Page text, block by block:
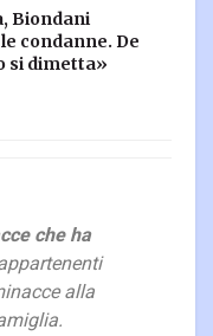
Biondani
condanne. De
si dimetta»
che ha
alla